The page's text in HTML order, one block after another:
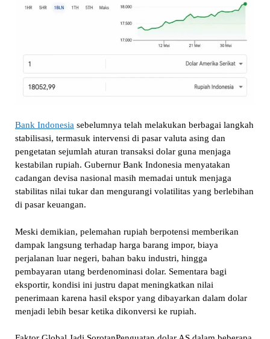
Bank Indonesia sebelumnya telah melakukan berbagai langkah
stabilisasi, termasuk intervensi di pasar valuta asing dan
pengetatan sejumlah aturan transaksi dolar guna menjaga
kestabilan rupiah. Gubernur Bank Indonesia menyatakan
cadangan devisa nasional masih memadai untuk menjaga
stabilitas nilai tukar dan mengurangi volatilitas yang berlebihan
di pasar keuangan.
Meski demikian, pelemahan rupiah berpotensi memberikan
dampak langsung terhadap harga barang impor, biaya
perjalanan luar negeri, bahan baku industri, hingga
pembayaran utang berdenominasi dolar. Sementara bagi
eksportir, kondisi ini justru dapat meningkatkan nilai
penerimaan karena hasil ekspor yang dibayarkan dalam dolar
menjadi lebih besar ketika dikonversi ke rupiah.